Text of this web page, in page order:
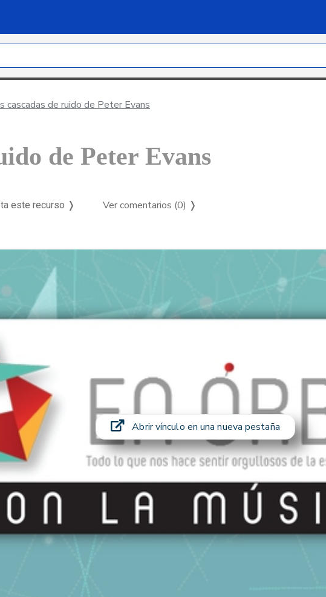
clave
cascadas de ruido de Peter Evans
de Peter Evans
este recurso ❭ Ver comentarios (0) ❭
Abrir vínculo en una nueva pestaña